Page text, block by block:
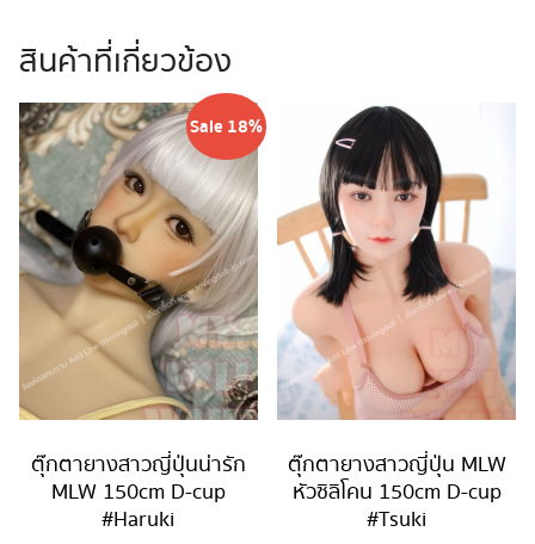
สินค้าที่เกี่ยวข้อง
Sale 18%
ตุ๊กตายางสาวญี่ปุ่นน่ารัก
MLW 150cm D-cup
#Haruki
ตุ๊กตายางสาวญี่ปุ่น MLW
หัวซิลิโคน 150cm D-cup
#Tsuki